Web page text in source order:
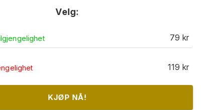
Velg:
79 kr
119 kr
KJØP NÅ!